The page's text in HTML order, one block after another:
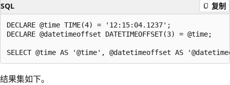
SQL 复制
DECLARE @time TIME(4) = '12:15:04.1237';
DECLARE @datetimeoffset DATETIMEOFFSET(3) = @time;
结果集如下。